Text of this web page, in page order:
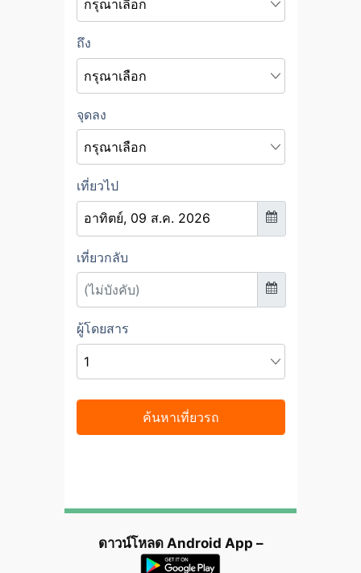
ดาวน์โหลด Android App –